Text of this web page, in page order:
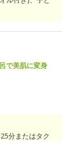
で美肌に変身
分またはタク